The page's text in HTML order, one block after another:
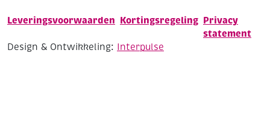
Leveringsvoorwaarden Kortingsregeling Privacy
statement
Design & Ontwikkeling: Interpulse